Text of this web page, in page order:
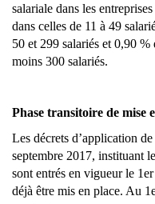
salariale dans les
dans celles de 11 à 49
50 et 299 salariés et 0,90
moins 300 salariés.
Phase transitoire de mise
Les décrets d’application
septembre 2017, instituant
sont entrés en vigueur le
déjà être mis en place. Au